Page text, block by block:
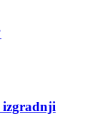
izgradnji